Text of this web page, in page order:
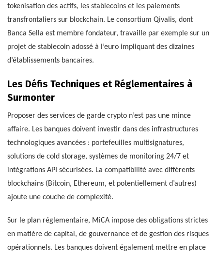
tokenisation des actifs, les stablecoins et les paiements
transfrontaliers sur blockchain. Le consortium Qivalis, dont
Banca Sella est membre fondateur, travaille par exemple sur un
projet de stablecoin adossé à l’euro impliquant des dizaines
d’établissements bancaires.
Les Défis Techniques et Réglementaires à
Surmonter
Proposer des services de garde crypto n’est pas une mince
affaire. Les banques doivent investir dans des infrastructures
technologiques avancées : portefeuilles multisignatures,
solutions de cold storage, systèmes de monitoring 24/7 et
intégrations API sécurisées. La compatibilité avec différents
blockchains (Bitcoin, Ethereum, et potentiellement d’autres)
ajoute une couche de complexité.
Sur le plan réglementaire, MiCA impose des obligations strictes
en matière de capital, de gouvernance et de gestion des risques
opérationnels. Les banques doivent également mettre en place